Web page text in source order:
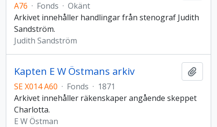
A76 · Fonds · Okänt
Arkivet innehåller handlingar från stenograf Judith
Sandström.
Judith Sandström
Kapten E W Östmans arkiv
SE X014 A60 · Fonds · 1871
Arkivet innehåller räkenskaper angående skeppet
Charlotta.
E W Östman